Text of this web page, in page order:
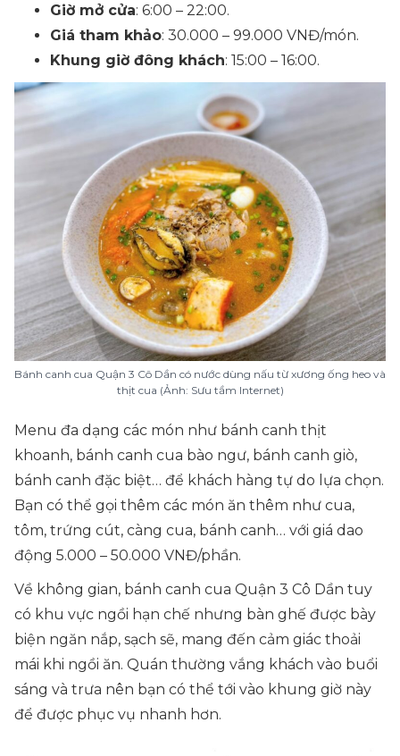
Giờ mở cửa: 6:00 – 22:00.
Giá tham khảo: 30.000 – 99.000 VNĐ/món.
Khung giờ đông khách: 15:00 – 16:00.
Bánh canh cua Quận 3 Cô Dần có nước dùng nấu từ xương ống heo và
thịt cua (Ảnh: Sưu tầm Internet)
Menu đa dạng các món như bánh canh thịt
khoanh, bánh canh cua bào ngư, bánh canh giò,
bánh canh đặc biệt… để khách hàng tự do lựa chọn.
Bạn có thể gọi thêm các món ăn thêm như cua,
tôm, trứng cút, càng cua, bánh canh… với giá dao
động 5.000 – 50.000 VNĐ/phần.
Về không gian, bánh canh cua Quận 3 Cô Dần tuy
có khu vực ngồi hạn chế nhưng bàn ghế được bày
biện ngăn nắp, sạch sẽ, mang đến cảm giác thoải
mái khi ngồi ăn. Quán thường vắng khách vào buổi
sáng và trưa nên bạn có thể tới vào khung giờ này
để được phục vụ nhanh hơn.